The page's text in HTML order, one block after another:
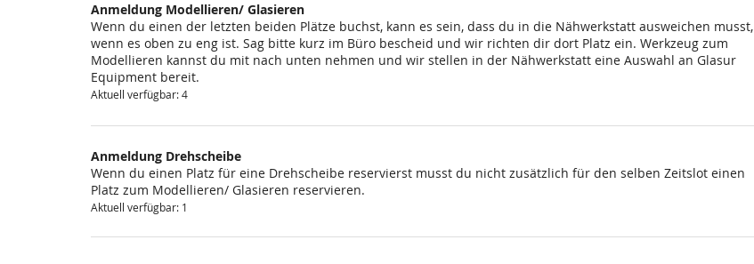
Anmeldung Modellieren/ Glasieren
Wenn du einen der letzten beiden Plätze buchst, kann es sein, dass du in die Nähwerkstatt ausweichen musst,
wenn es oben zu eng ist. Sag bitte kurz im Büro bescheid und wir richten dir dort Platz ein. Werkzeug zum
Modellieren kannst du mit nach unten nehmen und wir stellen in der Nähwerkstatt eine Auswahl an Glasur
Equipment bereit.
Aktuell verfügbar: 4
Anmeldung Drehscheibe
Wenn du einen Platz für eine Drehscheibe reservierst musst du nicht zusätzlich für den selben Zeitslot einen
Platz zum Modellieren/ Glasieren reservieren.
Aktuell verfügbar: 1